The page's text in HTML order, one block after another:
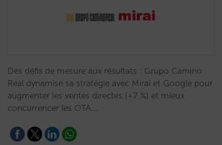
Des défis de mesure aux résultats : Grupo Camino
Real dynamise sa stratégie avec Mirai et Google pour
augmenter les ventes directes (+7 %) et mieux
concurrencer les OTA.…